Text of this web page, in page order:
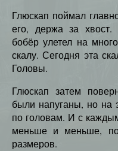
Глюскап поймал
его, держа за хвост.
бобёр улетел на
скалу. Сегодня эта
Головы.
Глюскап затем
были напуганы, но на
по головам. И с
меньше и меньше,
размеров.